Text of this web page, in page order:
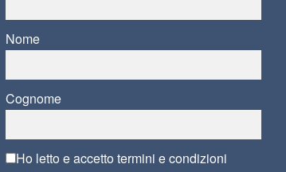
Nome
Cognome
Ho letto e accetto termini e condizioni